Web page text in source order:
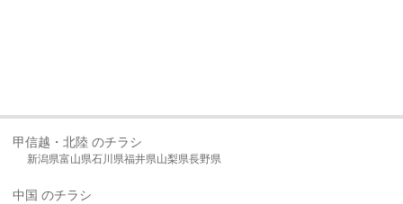
甲信越・北陸 のチラシ
新潟県富山県石川県福井県山梨県長野県
中国 のチラシ